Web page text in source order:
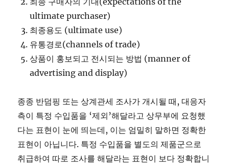
ultimate purchaser)
최종용도 (ultimate use)
유통경로(channels of trade)
상품이 홍보되고 전시되는 방법 (manner of
advertising and display)
종종 반덤핑 또는 상계관세 조사가 개시될 때, 대응자
측이 특정 수입품을 ‘제외’해달라고 상무부에 요청했
다는 표현이 눈에 띄는데, 이는 엄밀히 말하면 정확한
표현이 아닙니다. 특정 수입품을 별도의 제품군으로
취급하여 따로 조사를 해달라는 표현이 보다 정확합니